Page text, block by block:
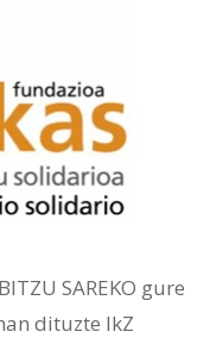
SAREKO gure
dituzte IkZ